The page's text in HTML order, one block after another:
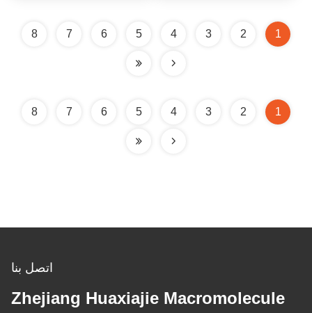
1
2
3
4
5
6
7
8
1
2
3
4
5
6
7
8
اتصل بنا
Zhejiang Huaxiajie Macromolecule